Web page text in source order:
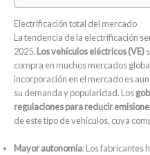
Electrificación total del mercado
La tendencia de la electrificación
2025. Los vehículos eléctricos (VE)
compra en muchos mercados
incorporación en el mercado es
su demanda y popularidad. Los
regulaciones para reducir
de este tipo de vehículos, cuya
Mayor autonomía: Los fabricantes